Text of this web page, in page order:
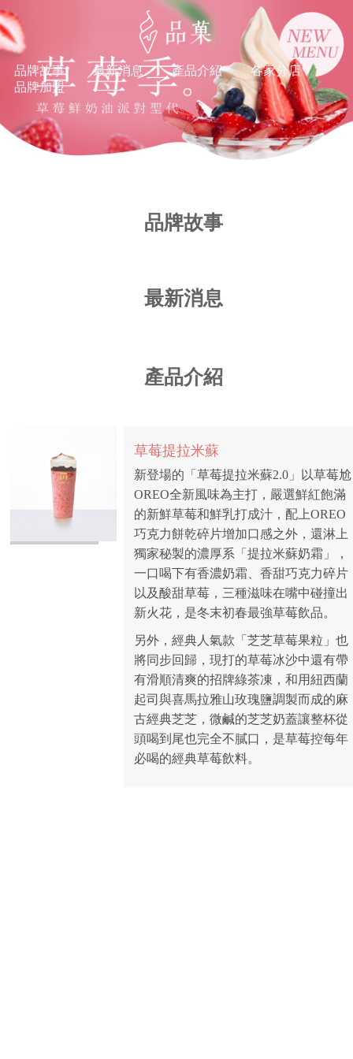
品牌故事 最新消息 產品介紹
各家分店
品牌加盟
品牌故事
最新消息
產品介紹
草莓提拉米蘇
新登場的「草莓提拉米蘇2.0」以草莓尬
OREO全新風味為主打，嚴選鮮紅飽滿
的新鮮草莓和鮮乳打成汁，配上OREO
巧克力餅乾碎片增加口感之外，還淋上
獨家秘製的濃厚系「提拉米蘇奶霜」，
一口喝下有香濃奶霜、香甜巧克力碎片
以及酸甜草莓，三種滋味在嘴中碰撞出
新火花，是冬末初春最強草莓飲品。
另外，經典人氣款「芝芝草莓果粒」也
將同步回歸，現打的草莓冰沙中還有帶
有滑順清爽的招牌綠茶凍，和用紐西蘭
起司與喜馬拉雅山玫瑰鹽調製而成的麻
古經典芝芝，微鹹的芝芝奶蓋讓整杯從
頭喝到尾也完全不膩口，是草莓控每年
必喝的經典草莓飲料。
各家分店
品牌加盟